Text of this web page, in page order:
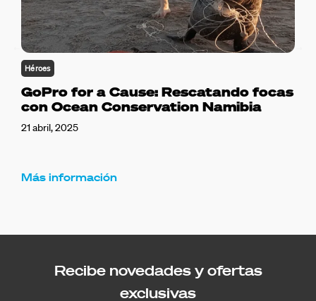
Héroes
GoPro for a Cause: Rescatando focas
con Ocean Conservation Namibia
21 abril, 2025
Más información
Recibe novedades y ofertas
exclusivas